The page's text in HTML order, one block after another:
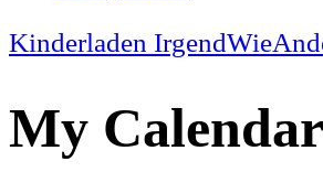
Kinderladen
My Calendar